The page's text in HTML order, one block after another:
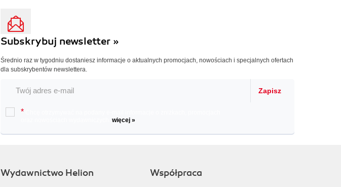
Subskrybuj newsletter »
Średnio raz w tygodniu dostaniesz informacje o aktualnych promocjach, nowościach i specjalnych ofertach
dla subskrybentów newslettera.
Zapisz
*
więcej »
Wydawnictwo Helion Współpraca